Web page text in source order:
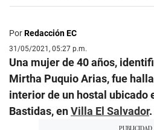
PorRedacción EC
31/05/2021, 05:27 p.m.
Una mujer de 40 años,
Mirtha Puquio Arias, fue
interior de un hostal ubicado
Bastidas, enVilla El Salvador.